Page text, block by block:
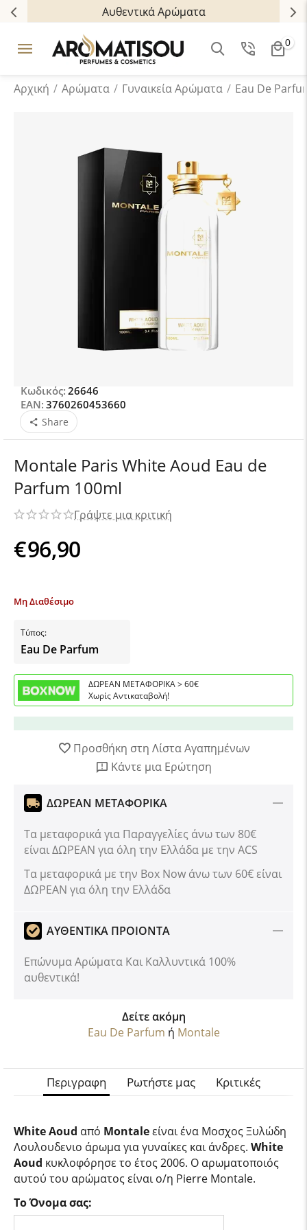
Αυθεντικά Αρώματα
0
Αρχική / Αρώματα / Γυναικεία Αρώματα / Eau De
EAN: 3760260453660
Κωδικός: 26646
Share
Montale Paris White Aoud Eau de
Parfum 100ml
Γράψτε μια κριτική
€96,90
Μη Διαθέσιμο
Τύπος:
Eau De Parfum
ΔΩΡΕΑΝ ΜΕΤΑΦΟΡΙΚΑ > 60€
Χωρίς Αντικαταβολή!
Προσθήκη στη Λίστα Αγαπημένων
Κάντε μια Ερώτηση
ΔΩΡΕΑΝ ΜΕΤΑΦΟΡΙΚΑ
Τα μεταφορικά για Παραγγελίες άνω των 80€
είναι ΔΩΡΕΑΝ για όλη την Ελλάδα με την ACS
Tα μεταφορικά με την Box Now άνω των 60€ είναι
ΔΩΡΕΑΝ για όλη την Ελλάδα
ΑΥΘΕΝΤΙΚΑ ΠΡΟΙΟΝΤΑ
Επώνυμα Αρώματα Και Καλλυντικά 100%
αυθεντικά!
Δείτε ακόμη
Eau De Parfum ή Montale
Περιγραφη Ρωτήστε μας Κριτικές
White Aoud από Montaleείναι ένα Μοσχος Ξυλώδη
Λουλουδενιο άρωμα για γυναίκες και άνδρες. White
Aoud κυκλοφόρησε το έτος 2006. Ο αρωματοποιός
αυτού του αρώματος είναι ο/η Pierre Montale.
Το Όνομα σας: